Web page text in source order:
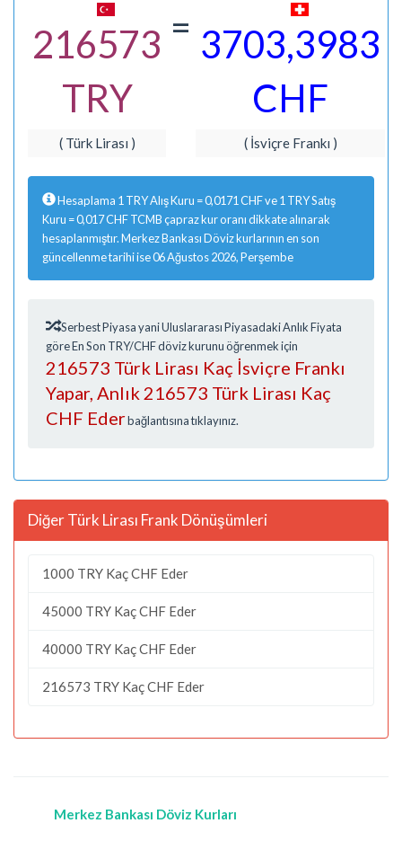
216573
TRY
= 3703,3983
CHF
( Türk Lirası ) ( İsviçre Frankı )
Hesaplama 1 TRY Alış Kuru = 0,0171 CHF ve 1 TRY Satış
Kuru = 0,017 CHF TCMB çapraz kur oranı dikkate alınarak
hesaplanmıştır. Merkez Bankası Döviz kurlarının en son
güncellenme tarihi ise 06 Ağustos 2026, Perşembe
Serbest Piyasa yani Uluslararası Piyasadaki Anlık Fiyata
göre En Son TRY/CHF döviz kurunu öğrenmek için
216573 Türk Lirası Kaç İsviçre Frankı
Yapar, Anlık 216573 Türk Lirası Kaç
CHF Ederbağlantısına tıklayınız.
Diğer Türk Lirası Frank Dönüşümleri
1000 TRY Kaç CHF Eder
45000 TRY Kaç CHF Eder
40000 TRY Kaç CHF Eder
216573 TRY Kaç CHF Eder
Merkez Bankası Döviz Kurları